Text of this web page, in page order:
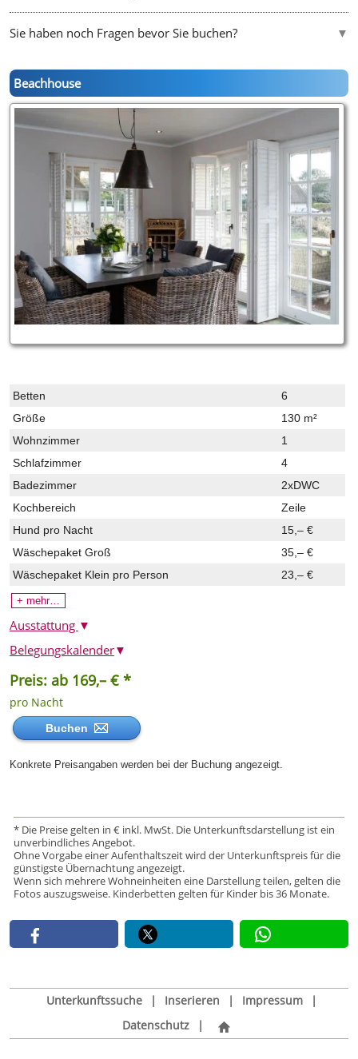
Sie haben noch Fragen bevor Sie buchen?
Beachhouse
Betten
6
Größe
130 m²
Wohnzimmer
1
Schlafzimmer
4
Badezimmer
2xDWC
Kochbereich
Zeile
Hund pro Nacht
15,– €
Wäschepaket Groß
35,– €
Wäschepaket Klein pro Person 23,– €
+ mehr…
Ausstattung ▼
Preis: ab 169,– € *
pro Nacht
Buchen
Konkrete Preisangaben werden bei der Buchung angezeigt.
Belegungskalender▼
* Die Preise gelten in € inkl. MwSt. Die Unterkunftsdarstellung ist ein
unverbindliches Angebot.
Ohne Vorgabe einer Aufenthaltszeit wird der Unterkunftspreis für die
günstigste Übernachtung angezeigt.
Wenn sich mehrere Wohneinheiten eine Darstellung teilen, gelten die
Fotos auszugsweise. Kinderbetten gelten für Kinder bis 36 Monate.
Unterkunftssuche | Inserieren | Impressum
|
Datenschutz
|